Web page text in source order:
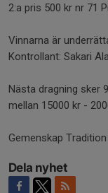
2:a pris 500 kr nr 71
Vinnarna är
Kontrollant: Sakari
Nästa dragning sker
mellan 15000 kr -
Gemenskap
Dela nyhet